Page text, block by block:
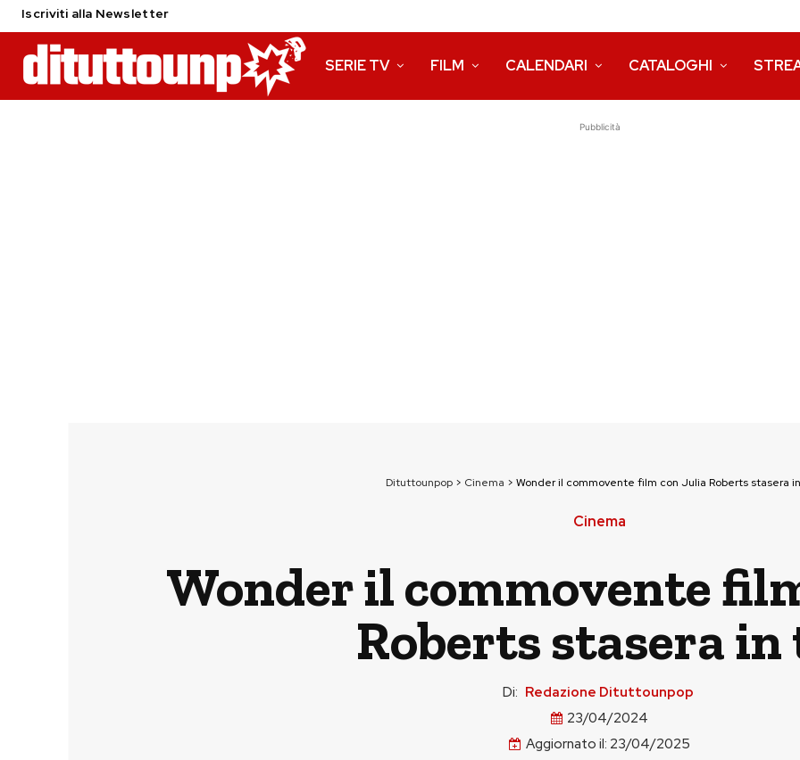
Iscriviti alla Newsletter
SERIE TV FILM CALENDARI CATALOGHI
Pubblicità
Dituttounpop > Cinema > Wonder il commovente film con Julia Roberts stasera
Cinema
Wonder il commovente
Roberts stasera in
Di: Redazione Dituttounpop
23/04/2024
Aggiornato il: 23/04/2025